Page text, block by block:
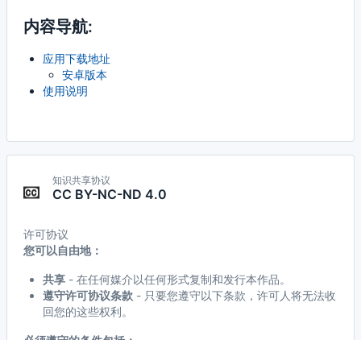
内容导航:
应用下载地址
安卓版本
使用说明
知识共享协议
CC BY-NC-ND 4.0
许可协议
您可以自由地：
共享 - 在任何媒介以任何形式复制和发行本作品。
遵守许可协议条款 - 只要您遵守以下条款，许可人将无法收
回您的这些权利。